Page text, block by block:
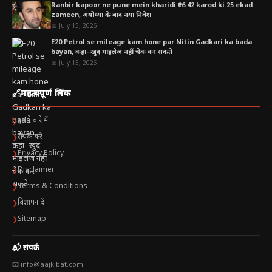
बैलिस्टिक मिसाइल क्या होती है?
अक्सर पूछे जाने वाले सवाल (FAQ)
Ranbir kapoor ne pune mein kharidi ₹16.42 karod ki 25 ekad
zameen, अयोध्या के बाद नया निवेश
📅 July 15, 2026
E20 Petrol se mileage kam hone par Nitin Gadkari ka bada
bayan, कहा- खुद माइलेज नहीं चेक कर सकते
📅 July 15, 2026
🔗महत्वपूर्ण लिंक
❯हमारे बारे में
❯संपर्क करें
❯Privacy Policy
❯Disclaimer
❯Terms & Conditions
❯विज्ञापन दें
❯Sitemap
📬 संपर्क
📧 info@aajkibat.com